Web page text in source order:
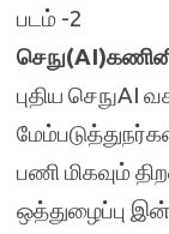
படம் -2
புதிய செநுAI
பணி மிகவும்
ஒத்துழைப்பு